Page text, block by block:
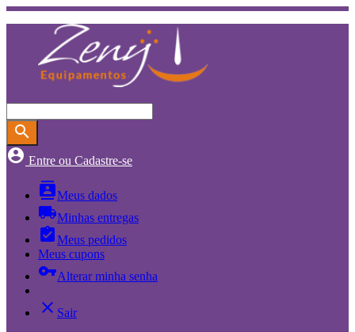
search
account_circle Entre ou Cadastre-se
contactsMeus dados
local_shippingMinhas entregas
assignment_turned_inMeus pedidos
Meus cupons
vpn_keyAlterar minha senha
close Sair